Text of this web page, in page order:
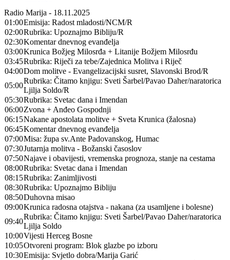
Radio Marija - 18.11.2025
01:00Emisija: Radost mladosti/NCM/R
02:00Rubrika: Upoznajmo Bibliju/R
02:30Komentar dnevnog evanđelja
03:00Krunica Božjeg Milosrđa + Litanije Božjem Milosrđu
03:45Rubrika: Riječi za tebe/Zajednica Molitva i Riječ
04:00Dom molitve - Evangelizacijski susret, Slavonski Brod/R
05:00
Rubrika: Čitamo knjigu: Sveti Šarbel/Pavao Daher/naratorica
Ljilja Soldo/R
05:30Rubrika: Svetac dana i Imendan
06:00Zvona + Anđeo Gospodnji
06:15Nakane apostolata molitve + Sveta Krunica (žalosna)
06:45Komentar dnevnog evanđelja
07:00Misa: župa sv.Ante Padovanskog, Humac
07:30Jutarnja molitva - Božanski časoslov
07:50Najave i obavijesti, vremenska prognoza, stanje na cestama
08:00Rubrika: Svetac dana i Imendan
08:15Rubrika: Zanimljivosti
08:30Rubrika: Upoznajmo Bibliju
08:50Duhovna misao
09:00Krunica radosna otajstva - nakana (za usamljene i bolesne)
09:40
Rubrika: Čitamo knjigu: Sveti Šarbel/Pavao Daher/naratorica
Ljilja Soldo
10:00Vijesti Herceg Bosne
10:05Otvoreni program: Blok glazbe po izboru
10:30Emisija: Svjetlo dobra/Marija Garić